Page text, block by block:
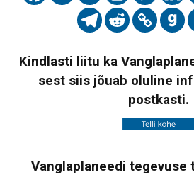
Kindlasti liitu ka
sest siis jõuab oluline
postkasti.
Vanglaplaneedi tegevuse